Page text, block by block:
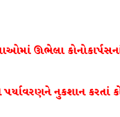
ઊભેલા
નુકશાન કરતાં